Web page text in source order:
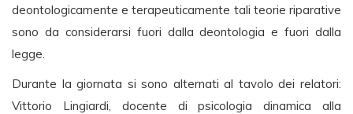
deontologicamente e terapeuticamente tali teorie riparative
sono da considerarsi fuori dalla deontologia e fuori dalla
legge.
Durante la giornata si sono alternati al tavolo dei relatori:
Vittorio Lingiardi, docente di psicologia dinamica alla